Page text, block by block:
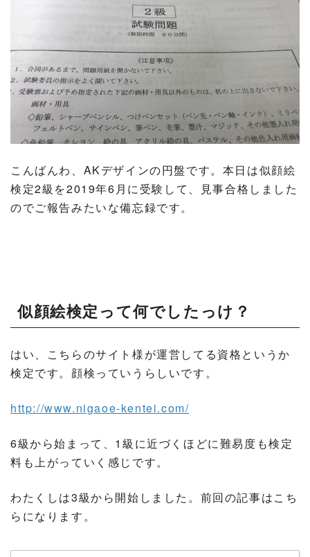
こんばんわ、AKデザインの円盤です。本日は似顔絵
検定2級を2019年6月に受験して、見事合格しました
のでご報告みたいな備忘録です。
似顔絵検定って何でしたっけ？
はい、こちらのサイト様が運営してる資格というか
検定です。顔検っていうらしいです。
http://www.nigaoe-kentei.com/
6級から始まって、1級に近づくほどに難易度も検定
料も上がっていく感じです。
わたくしは3級から開始しました。前回の記事はこち
らになります。